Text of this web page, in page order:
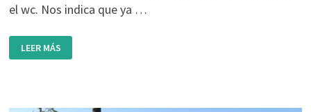
el wc. Nos indica que ya …
FOTODENUNCIA:
PINTADAS
EN
LEER MÁS